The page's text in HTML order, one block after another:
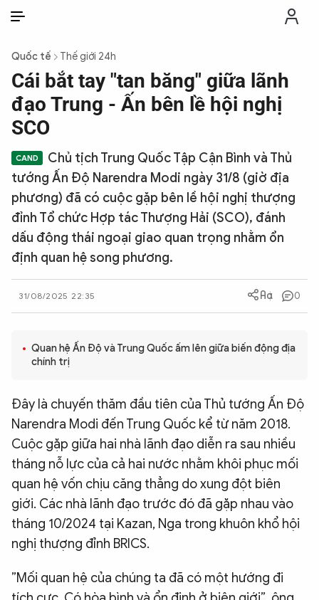
THỜI SỰ
CHỐNG DIỄN BIẾN HÒA BÌNH
CÔNG AN TRONG LÒNG DÂN
XÃ HỘI
PHÁP LUẬT
CÔNG NGHỆ
BẠN ĐỌC & CAND
ĐA PHƯƠNG TIỆN
eMagazine
Video Ảnh
Infographic
Chuyên trang An ninh thế giớiVăn nghệ Công an
Chuyên đề
Quốc tế Thế giới 24h
Cái bắt tay "tan băng" giữa lãnh
đạo Trung - Ấn bên lề hội nghị
SCO
Chủ tịch Trung Quốc Tập Cận Bình và Thủ
tướng Ấn Độ Narendra Modi ngày 31/8 (giờ địa
phương) đã có cuộc gặp bên lề hội nghị thượng
đỉnh Tổ chức Hợp tác Thượng Hải (SCO), đánh
dấu động thái ngoại giao quan trọng nhằm ổn
định quan hệ song phương.
31/08/2025 22:35 0
Quan hệ Ấn Độ và Trung Quốc ấm lên giữa biến động địa
chính trị
Đây là chuyến thăm đầu tiên của Thủ tướng Ấn Độ
Narendra Modi đến Trung Quốc kể từ năm 2018.
Cuộc gặp giữa hai nhà lãnh đạo diễn ra sau nhiều
tháng nỗ lực của cả hai nước nhằm khôi phục mối
quan hệ vốn chịu căng thẳng do xung đột biên
giới. Các nhà lãnh đạo trước đó đã gặp nhau vào
tháng 10/2024 tại Kazan, Nga trong khuôn khổ hội
nghị thượng đỉnh BRICS.
”Mối quan hệ của chúng ta đã có một hướng đi